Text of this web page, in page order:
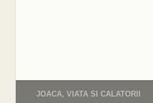
JOACA, VIATA SI CALATORII